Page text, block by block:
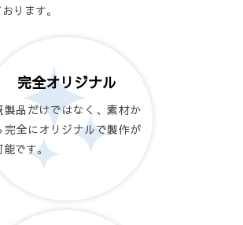
ります。
完全オリジナル
製品だけではなく、素材か
完全にオリジナルで製作が
能です。